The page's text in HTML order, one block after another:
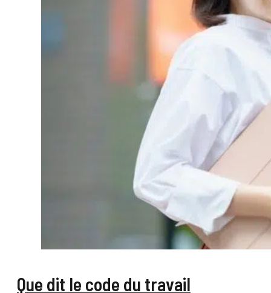
Que dit le code du travail